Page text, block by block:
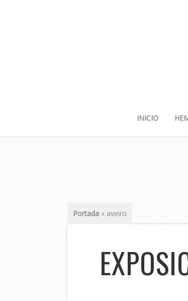
INICIO
Portada » aveiro